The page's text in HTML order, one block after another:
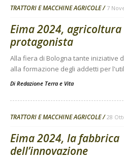
TRATTORI E MACCHINE AGRICOLE 7
Eima 2024,
protagonista
Alla fiera di Bologna tante iniziative
alla formazione degli addetti per
Di Redazione Terra e Vita
TRATTORI E MACCHINE AGRICOLE 28
Eima 2024, la fabbrica
dell’innovazione